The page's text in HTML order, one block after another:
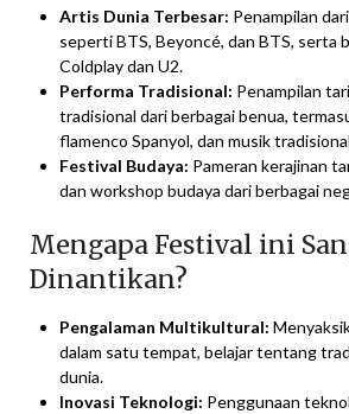
Artis Dunia Terbesar: Penampilan
seperti BTS, Beyoncé, dan BTS, serta
Coldplay dan U2.
Performa Tradisional: Penampilan
tradisional dari berbagai benua,
flamenco Spanyol, dan musik
Festival Budaya: Pameran kerajinan
dan workshop budaya dari berbagai
Mengapa Festival ini
Dinantikan?
Pengalaman Multikultural:
dalam satu tempat, belajar tentang
dunia.
Inovasi Teknologi: Penggunaan